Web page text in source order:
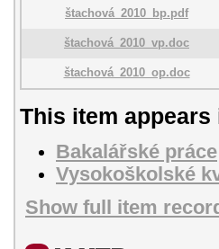
štachová_2010_bp.pdf
štachová_2010_vp.doc
štachová_2010_op.doc
This item
Bakalářské práce
Vysokoškolské
Show full item